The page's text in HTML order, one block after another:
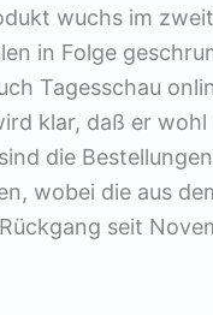
wuchs im
in Folge
Tagesschau
klar, daß er
die
wobei die aus
seit